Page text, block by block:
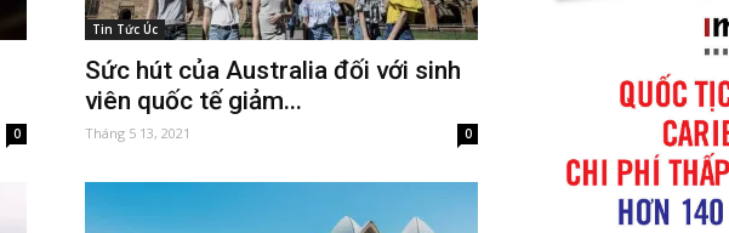
0
Tin Tức Úc
Sức hút của Australia đối với sinh
viên quốc tế giảm...
Tháng 5 13, 2021 0